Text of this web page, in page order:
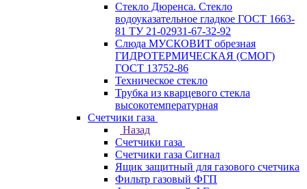
Стекло Дюренса. Стекло
водоуказательное гладкое ГОСТ 1663-
81 ТУ 21-02931-67-32-92
Слюда МУСКОВИТ обрезная
ГИДРОТЕРМИЧЕСКАЯ (СМОГ)
ГОСТ 13752-86
Техническое стекло
Трубка из кварцевого стекла
высокотемпературная
Счетчики газа
Назад
Счетчики газа
Счетчики газа Сигнал
Ящик защитный для газового счетчика
Фильтр газовый ФГП